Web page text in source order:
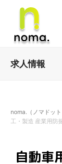
求人情報
noma.（ノマドッ
工・製造 産業用防
自動車